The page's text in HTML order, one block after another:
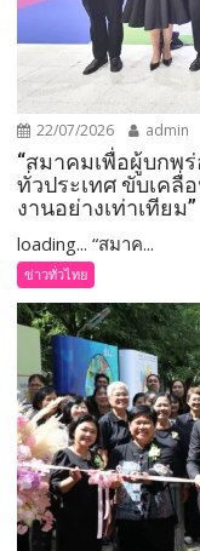
22/07/2026 admin
“สมาคมเพื่อผู้บกพ
ทั่วประเทศ ขับเคลื่
งานอย่างเท่าเทียม”
loading... “สมาค...
ข่าวทั่วไทย